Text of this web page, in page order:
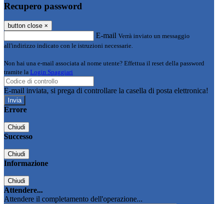
Recupero password
button close ×
E-mail Verrà inviato un messaggio
all'indirizzo indicato con le istruzioni necessarie.
Non hai una e-mail associata al nome utente? Effettua il reset della password
tramite la Login Spaggiari
E-mail inviata, si prega di controllare la casella di posta elettronica!
Errore
Chiudi
Successo
Chiudi
Informazione
Chiudi
Attendere...
Attendere il completamento dell'operazione...